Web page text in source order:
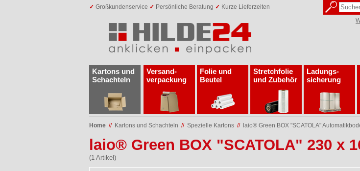
✓ Großkundenservice ✓ Persönliche Beratung ✓ Kurze Lieferzeiten
Kartons und
Schachteln
Versand­
verpackung
Folie und
Beutel
Stretchfolie
und Zubehör
Ladungs­
sicherung
Home // Kartons und Schachteln // Spezielle Kartons // laio® Green BOX "SCATOLA"
laio® Green BOX "SCATOLA" 230 x
(1 Artikel)